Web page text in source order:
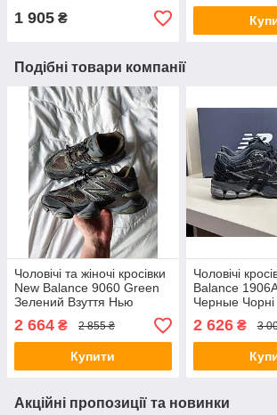
1 905 ₴
Подібні товари компанії
Чоловічі та жіночі кросівки
New Balance 9060 Green
Зелений Взуття Нью
Беланс 9060 замша шкіра
текстиль демісезон
2 664 ₴ 2 855 ₴
Купити
Чоловічі
Balance
Черные
текстиль
2 626₴ 3
Акційні пропозиції та новинки